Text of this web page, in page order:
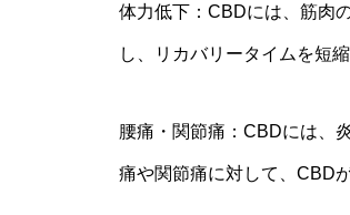
体力低下：CBDには、筋肉
し、リカバリータイムを短
腰痛・関節痛：CBDには、
痛や関節痛に対して、CBD